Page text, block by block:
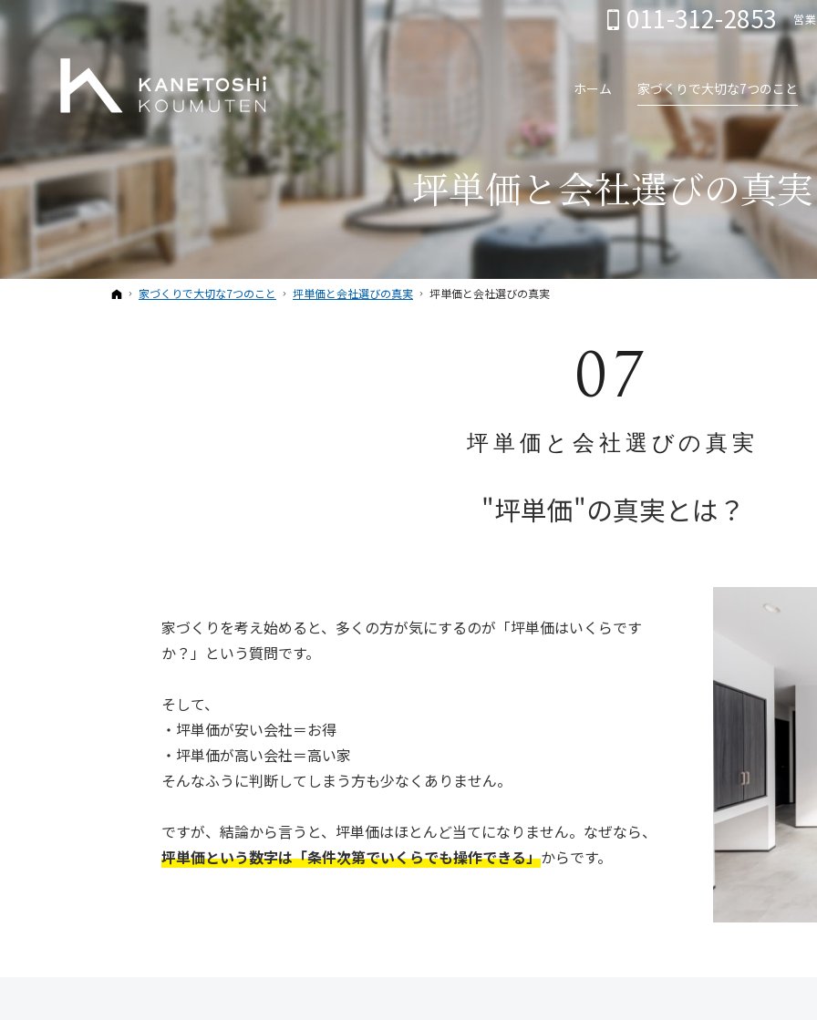
坪単価と会社選びの真実
ホーム
家づくりで大切な7つのこと 坪単価と会社選びの真実 坪単価と会社選びの真実
07
坪単価と会社選びの真実
"坪単価"の真実とは？
家づくりを考え始めると、多くの方が気にするのが「坪単価はいくらです
か？」という質問です。
そして、
・坪単価が安い会社＝お得
・坪単価が高い会社＝高い家
そんなふうに判断してしまう方も少なくありません。
ですが、結論から言うと、坪単価はほとんど当てになりません。なぜなら、
坪単価という数字は「条件次第でいくらでも操作できる」からです。
ホーム 家づくりで大切な7つのこと
011-312-2853 営